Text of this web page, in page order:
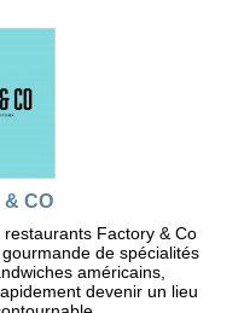
& CO
Factory & Co
de spécialités
américains,
devenir un lieu